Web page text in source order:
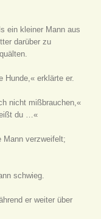
ein kleiner Mann aus
darüber zu
Hunde,« erklärte er.
nicht mißbrauchen,«
du …«
Mann verzweifelt;
schwieg.
er weiter über